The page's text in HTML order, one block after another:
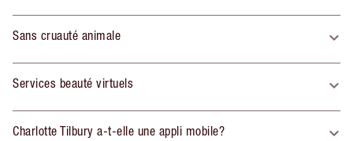
Sans cruauté animale
Services beauté virtuels
Charlotte Tilbury a-t-elle une appli mobile?